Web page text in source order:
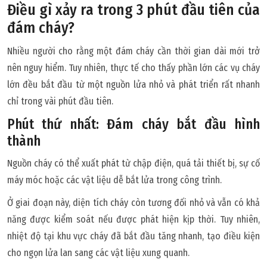
Điều gì xảy ra trong 3 phút đầu tiên của
đám cháy?
Nhiều người cho rằng một đám cháy cần thời gian dài mới trở
nên nguy hiểm. Tuy nhiên, thực tế cho thấy phần lớn các vụ cháy
lớn đều bắt đầu từ một nguồn lửa nhỏ và phát triển rất nhanh
chỉ trong vài phút đầu tiên.
Phút thứ nhất: Đám cháy bắt đầu hình
thành
Nguồn cháy có thể xuất phát từ chập điện, quá tải thiết bị, sự cố
máy móc hoặc các vật liệu dễ bắt lửa trong công trình.
Ở giai đoạn này, diện tích cháy còn tương đối nhỏ và vẫn có khả
năng được kiểm soát nếu được phát hiện kịp thời. Tuy nhiên,
nhiệt độ tại khu vực cháy đã bắt đầu tăng nhanh, tạo điều kiện
cho ngọn lửa lan sang các vật liệu xung quanh.